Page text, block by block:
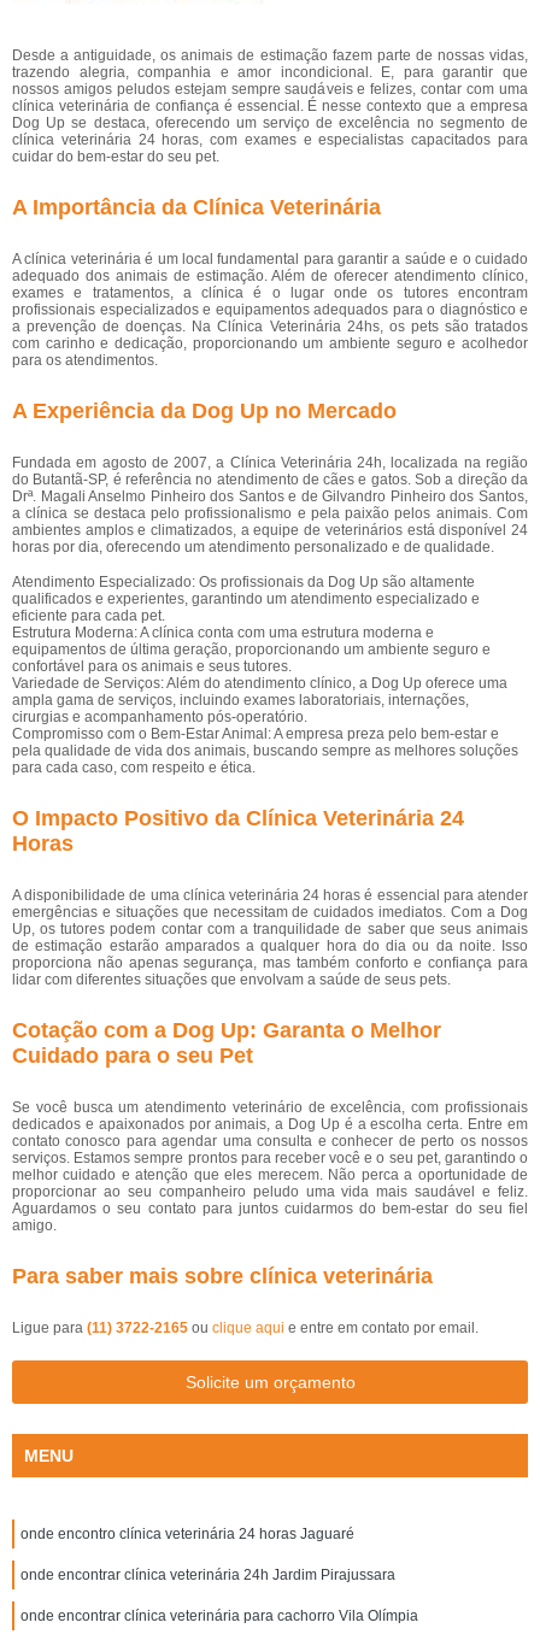
Desde a antiguidade, os animais de estimação fazem parte de nossas vidas,
trazendo alegria, companhia e amor incondicional. E, para garantir que
nossos amigos peludos estejam sempre saudáveis e felizes, contar com uma
clínica veterinária de confiança é essencial. É nesse contexto que a empresa
Dog Up se destaca, oferecendo um serviço de excelência no segmento de
clínica veterinária 24 horas, com exames e especialistas capacitados para
cuidar do bem-estar do seu pet.
A Importância da Clínica Veterinária
A clínica veterinária é um local fundamental para garantir a saúde e o cuidado
adequado dos animais de estimação. Além de oferecer atendimento clínico,
exames e tratamentos, a clínica é o lugar onde os tutores encontram
profissionais especializados e equipamentos adequados para o diagnóstico e
a prevenção de doenças. Na Clínica Veterinária 24hs, os pets são tratados
com carinho e dedicação, proporcionando um ambiente seguro e acolhedor
para os atendimentos.
A Experiência da Dog Up no Mercado
Fundada em agosto de 2007, a Clínica Veterinária 24h, localizada na região
do Butantã-SP, é referência no atendimento de cães e gatos. Sob a direção da
Drª. Magali Anselmo Pinheiro dos Santos e de Gilvandro Pinheiro dos Santos,
a clínica se destaca pelo profissionalismo e pela paixão pelos animais. Com
ambientes amplos e climatizados, a equipe de veterinários está disponível 24
horas por dia, oferecendo um atendimento personalizado e de qualidade.
Atendimento Especializado: Os profissionais da Dog Up são altamente
qualificados e experientes, garantindo um atendimento especializado e
eficiente para cada pet.
Estrutura Moderna: A clínica conta com uma estrutura moderna e
equipamentos de última geração, proporcionando um ambiente seguro e
confortável para os animais e seus tutores.
Variedade de Serviços: Além do atendimento clínico, a Dog Up oferece uma
ampla gama de serviços, incluindo exames laboratoriais, internações,
cirurgias e acompanhamento pós-operatório.
Compromisso com o Bem-Estar Animal: A empresa preza pelo bem-estar e
pela qualidade de vida dos animais, buscando sempre as melhores soluções
para cada caso, com respeito e ética.
O Impacto Positivo da Clínica Veterinária 24
Horas
A disponibilidade de uma clínica veterinária 24 horas é essencial para atender
emergências e situações que necessitam de cuidados imediatos. Com a Dog
Up, os tutores podem contar com a tranquilidade de saber que seus animais
de estimação estarão amparados a qualquer hora do dia ou da noite. Isso
proporciona não apenas segurança, mas também conforto e confiança para
lidar com diferentes situações que envolvam a saúde de seus pets.
Cotação com a Dog Up: Garanta o Melhor
Cuidado para o seu Pet
Se você busca um atendimento veterinário de excelência, com profissionais
dedicados e apaixonados por animais, a Dog Up é a escolha certa. Entre em
contato conosco para agendar uma consulta e conhecer de perto os nossos
serviços. Estamos sempre prontos para receber você e o seu pet, garantindo o
melhor cuidado e atenção que eles merecem. Não perca a oportunidade de
proporcionar ao seu companheiro peludo uma vida mais saudável e feliz.
Aguardamos o seu contato para juntos cuidarmos do bem-estar do seu fiel
amigo.
Para saber mais sobre clínica veterinária
Ligue para (11) 3722-2165 ou clique aqui e entre em contato por email.
Solicite um orçamento
MENU
onde encontro clínica veterinária 24 horas Jaguaré
onde encontrar clínica veterinária 24h Jardim Pirajussara
onde encontrar clínica veterinária para cachorro Vila Olímpia